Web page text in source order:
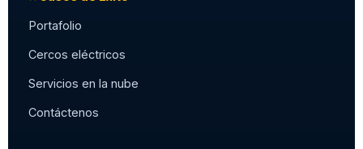
Portafolio
Cercos eléctricos
Servicios en la nube
Contáctenos